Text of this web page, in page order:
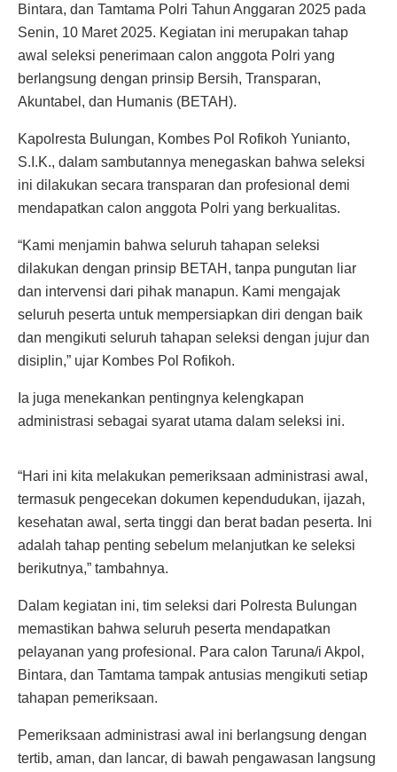
Bintara, dan Tamtama Polri Tahun Anggaran 2025 pada
Senin, 10 Maret 2025. Kegiatan ini merupakan tahap
awal seleksi penerimaan calon anggota Polri yang
berlangsung dengan prinsip Bersih, Transparan,
Akuntabel, dan Humanis (BETAH).
Kapolresta Bulungan, Kombes Pol Rofikoh Yunianto,
S.I.K., dalam sambutannya menegaskan bahwa seleksi
ini dilakukan secara transparan dan profesional demi
mendapatkan calon anggota Polri yang berkualitas.
“Kami menjamin bahwa seluruh tahapan seleksi
dilakukan dengan prinsip BETAH, tanpa pungutan liar
dan intervensi dari pihak manapun. Kami mengajak
seluruh peserta untuk mempersiapkan diri dengan baik
dan mengikuti seluruh tahapan seleksi dengan jujur dan
disiplin,” ujar Kombes Pol Rofikoh.
Ia juga menekankan pentingnya kelengkapan
administrasi sebagai syarat utama dalam seleksi ini.
“Hari ini kita melakukan pemeriksaan administrasi awal,
termasuk pengecekan dokumen kependudukan, ijazah,
kesehatan awal, serta tinggi dan berat badan peserta. Ini
adalah tahap penting sebelum melanjutkan ke seleksi
berikutnya,” tambahnya.
Dalam kegiatan ini, tim seleksi dari Polresta Bulungan
memastikan bahwa seluruh peserta mendapatkan
pelayanan yang profesional. Para calon Taruna/i Akpol,
Bintara, dan Tamtama tampak antusias mengikuti setiap
tahapan pemeriksaan.
Pemeriksaan administrasi awal ini berlangsung dengan
tertib, aman, dan lancar, di bawah pengawasan langsung